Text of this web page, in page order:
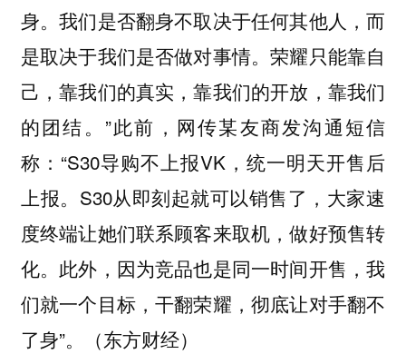
身。我们是否翻身不取决于任何其他人，而
是取决于我们是否做对事情。荣耀只能靠自
己，靠我们的真实，靠我们的开放，靠我们
的团结。”此前，网传某友商发沟通短信
称：“S30导购不上报VK，统一明天开售后
上报。S30从即刻起就可以销售了，大家速
度终端让她们联系顾客来取机，做好预售转
化。此外，因为竞品也是同一时间开售，我
们就一个目标，干翻荣耀，彻底让对手翻不
了身”。（东方财经）